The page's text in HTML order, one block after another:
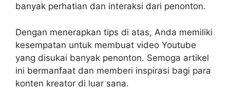
banyak perhatian dan interaksi dari penonton.
Dengan menerapkan tips di atas, Anda memiliki
kesempatan untuk membuat video Youtube
yang disukai banyak penonton. Semoga artikel
ini bermanfaat dan memberi inspirasi bagi para
konten kreator di luar sana.